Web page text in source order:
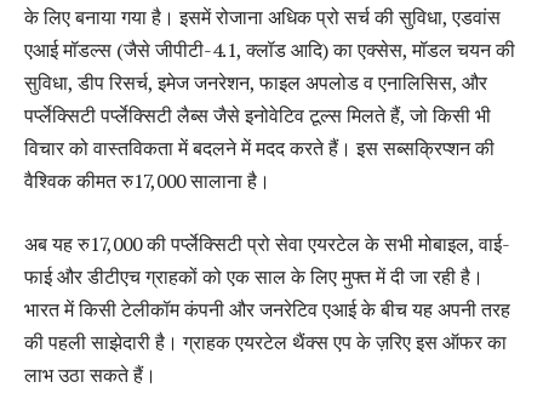
के लिए बनाया गया है। इसमें रोजाना अधिक प्रो सर्च की सुविधा, एडवांस
एआई मॉडल्स (जैसे जीपीटी-4.1, क्लॉड आदि) का एक्सेस, मॉडल चयन की
सुविधा, डीप रिसर्च, इमेज जनरेशन, फाइल अपलोड व एनालिसिस, और
पर्प्लेक्सिटी पर्प्लेक्सिटी लैब्स जैसे इनोवेटिव टूल्स मिलते हैं, जो किसी भी
विचार को वास्तविकता में बदलने में मदद करते हैं। इस सब्सक्रिप्शन की
वैश्विक कीमत रु17,000 सालाना है।
अब यह रु17,000 की पर्प्लेक्सिटी प्रो सेवा एयरटेल के सभी मोबाइल, वाई-
फाई और डीटीएच ग्राहकों को एक साल के लिए मुफ्त में दी जा रही है।
भारत में किसी टेलीकॉम कंपनी और जनरेटिव एआई के बीच यह अपनी तरह
की पहली साझेदारी है। ग्राहक एयरटेल थैंक्स एप के ज़रिए इस ऑफर का
लाभ उठा सकते हैं।